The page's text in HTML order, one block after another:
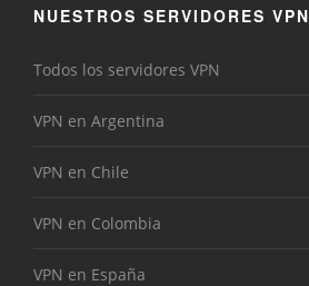
NUESTROS SERVIDORES VPN
Todos los servidores VPN
VPN en Argentina
VPN en Chile
VPN en Colombia
VPN en España